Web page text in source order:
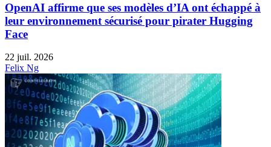
OpenAI affirme que ses modèles d’IA ont échappé à
leur environnement sécurisé pour pirater Hugging
Face
22 juil. 2026
Felix Ng